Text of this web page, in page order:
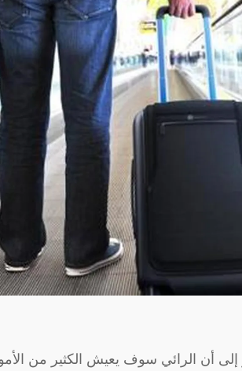
إلى أن الرائي سوف يعيش الكثير من